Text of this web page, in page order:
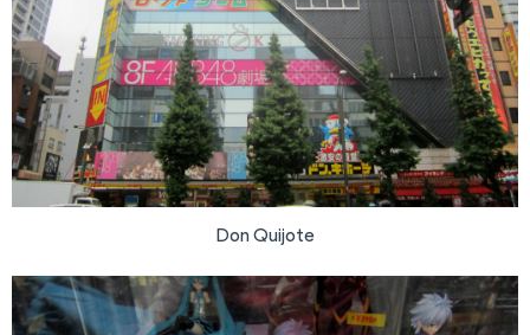
Don Quijote